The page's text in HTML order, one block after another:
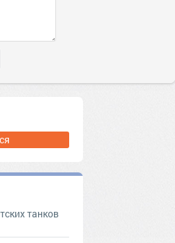
танков